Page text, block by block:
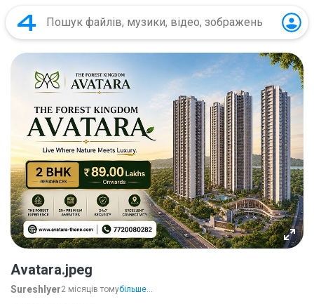
Avatara.jpeg
SureshIyer2 місяців томубільше...